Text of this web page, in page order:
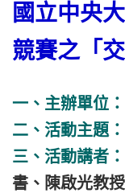
國立中央
競賽之「
一、主辦單位：
二、活動主題：
三、活動講者：
書、陳啟光教